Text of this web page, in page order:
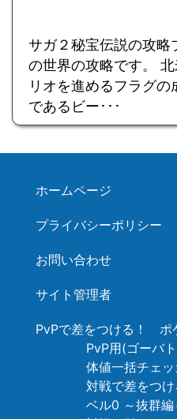
サガ２秘宝伝説の攻略
の世界の攻略です。
リオを進めるフラグ
であるビー･･･
ホームページ
プライバシーポリシー
お問い合わせ
サイト管理者
PvPで差をつける！ ポ
PvP用(ゴーバ
体値一括チェ
対戦で差をつ
ベル0 ～抜群編